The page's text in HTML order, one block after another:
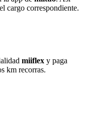
cargo correspondiente.
miiflex y paga
km recorras.